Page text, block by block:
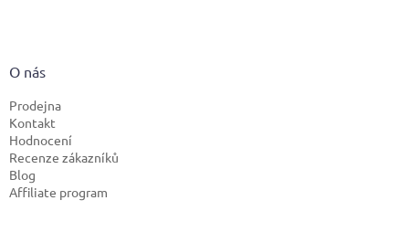
O nás
Prodejna
Kontakt
Hodnocení
Recenze zákazníků
Blog
Affiliate program